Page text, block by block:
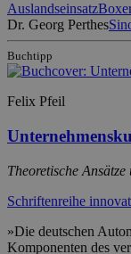
Auslandseinsatz
Dr. Georg Perthes
Buchtipp
Felix Pfeil
Theoretische
Schriftenreihe
»Die deutschen
Komponenten des